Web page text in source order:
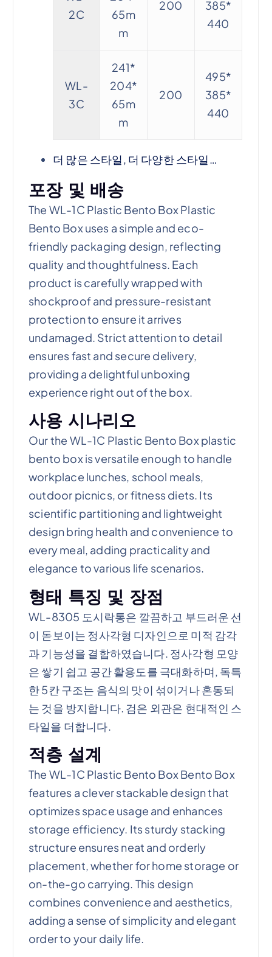
2C
65m
m
200
385*
440
WL-
3C
241*
204*
65m
m
200
495*
385*
440
더 많은 스타일, 더 다양한 스타일…
포장 및 배송
The WL-1C Plastic Bento Box Plastic
Bento Box uses a simple and eco-
friendly packaging design, reflecting
quality and thoughtfulness. Each
product is carefully wrapped with
shockproof and pressure-resistant
protection to ensure it arrives
undamaged. Strict attention to detail
ensures fast and secure delivery,
providing a delightful unboxing
experience right out of the box.
사용 시나리오
Our the WL-1C Plastic Bento Box plastic
bento box is versatile enough to handle
workplace lunches, school meals,
outdoor picnics, or fitness diets. Its
scientific partitioning and lightweight
design bring health and convenience to
every meal, adding practicality and
elegance to various life scenarios.
형태 특징 및 장점
WL-8305 도시락통은 깔끔하고 부드러운 선
이 돋보이는 정사각형 디자인으로 미적 감각
과 기능성을 결합하였습니다. 정사각형 모양
은 쌓기 쉽고 공간 활용도를 극대화하며, 독특
한 5칸 구조는 음식의 맛이 섞이거나 혼동되
는 것을 방지합니다. 검은 외관은 현대적인 스
타일을 더합니다.
적층 설계
The WL-1C Plastic Bento Box Bento Box
features a clever stackable design that
optimizes space usage and enhances
storage efficiency. Its sturdy stacking
structure ensures neat and orderly
placement, whether for home storage or
on-the-go carrying. This design
combines convenience and aesthetics,
adding a sense of simplicity and elegant
order to your daily life.